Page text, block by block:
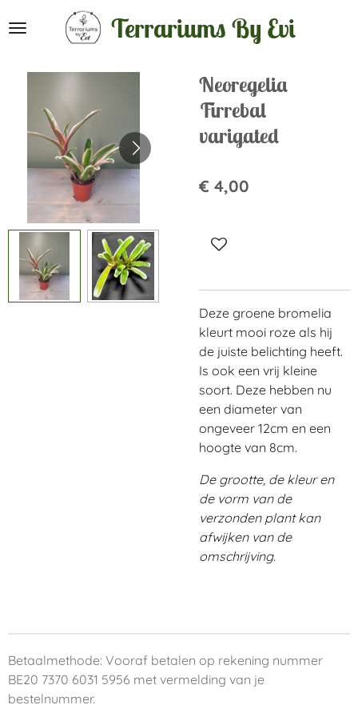
direct
Terrariums By Evi
Neoregelia
Firrebal
varigated
€ 4,00
Deze groene bromelia
kleurt mooi roze als hij
de juiste belichting heeft.
Is ook een vrij kleine
soort. Deze hebben nu
een diameter van
ongeveer 12cm en een
hoogte van 8cm.
De grootte, de kleur en
de vorm van de
verzonden plant kan
afwijken van de
omschrijving.
Betaalmethode: Vooraf betalen op rekening nummer
BE20 7370 6031 5956 met vermelding van je
bestelnummer.